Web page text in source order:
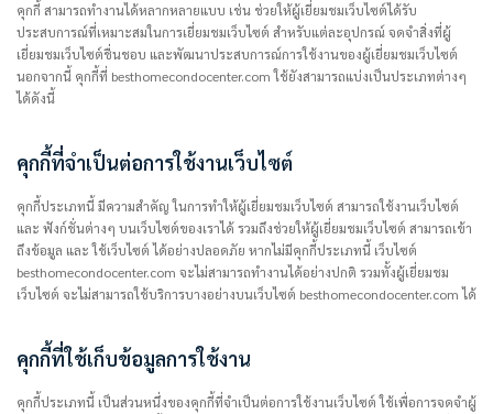
คุกกี้ สามารถทำงานได้หลากหลายแบบ เช่น ช่วยให้ผู้เยี่ยมชมเว็บไซต์ได้รับ
ประสบการณ์ที่เหมาะสมในการเยี่ยมชมเว็บไซต์ สำหรับแต่ละอุปกรณ์ จดจำสิ่งที่ผู้
เยี่ยมชมเว็บไซต์ชื่นชอบ และพัฒนาประสบการณ์การใช้งานของผู้เยี่ยมชมเว็บไซต์
นอกจากนี้ คุกกี้ที่ besthomecondocenter.com ใช้ยังสามารถแบ่งเป็นประเภทต่างๆ
ได้ดังนี้
คุกกี้ที่จำเป็นต่อการใช้งานเว็บไซต์
คุกกี้ประเภทนี้ มีความสำคัญ ในการทำให้ผู้เยี่ยมชมเว็บไซต์ สามารถใช้งานเว็บไซต์
และ ฟังก์ชั่นต่างๆ บนเว็บไซต์ของเราได้ รวมถึงช่วยให้ผู้เยี่ยมชมเว็บไซต์ สามารถเข้า
ถึงข้อมูล และ ใช้เว็บไซต์ ได้อย่างปลอดภัย หากไม่มีคุกกี้ประเภทนี้ เว็บไซต์
besthomecondocenter.com จะไม่สามารถทำงานได้อย่างปกติ รวมทั้งผู้เยี่ยมชม
เว็บไซต์ จะไม่สามารถใช้บริการบางอย่างบนเว็บไซต์ besthomecondocenter.com ได้
คุกกี้ที่ใช้เก็บข้อมูลการใช้งาน
คุกกี้ประเภทนี้ เป็นส่วนหนึ่งของคุกกี้ที่จำเป็นต่อการใช้งานเว็บไซต์ ใช้เพื่อการจดจำผู้